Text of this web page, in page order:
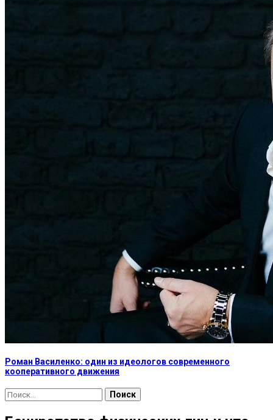
Роман Василенко: один из идеологов современного
кооперативного движения
Найти: